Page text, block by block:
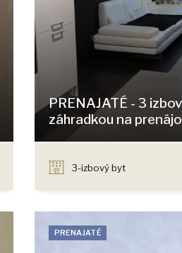
PRENAJATÉ - 3
záhradkou na
3-izbový byt
PRENAJATÉ